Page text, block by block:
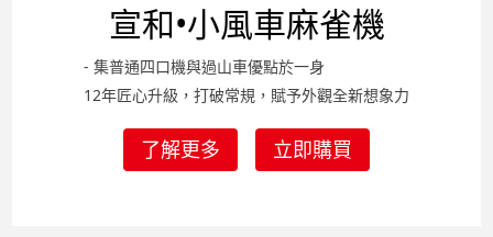
宣和•小風車麻雀機
- 集普通四口機與過山車優點於一身
12年匠心升級，打破常規，賦予外觀全新想象力
了解更多 立即購買